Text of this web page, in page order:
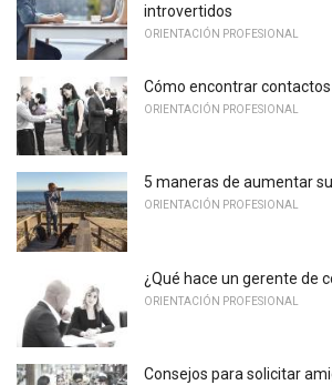
introvertidos
ORIENTACIÓN PROFESIONAL
Cómo encontrar
ORIENTACIÓN PROFESIONAL
5 maneras de aumentar
ORIENTACIÓN PROFESIONAL
¿Qué hace un gerente de
ORIENTACIÓN PROFESIONAL
Consejos para solicitar